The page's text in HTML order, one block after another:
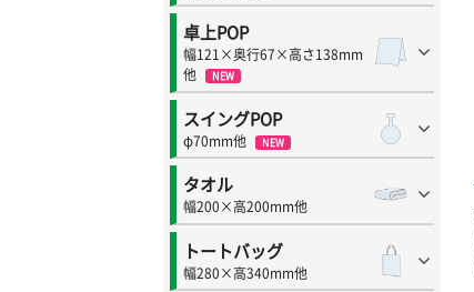
卓上POP
幅121×奥行67×高さ138mm
他
NEW
スイングPOP
φ70mm他 NEW
タオル
幅200×高200mm他
トートバッグ
幅280×高340mm他